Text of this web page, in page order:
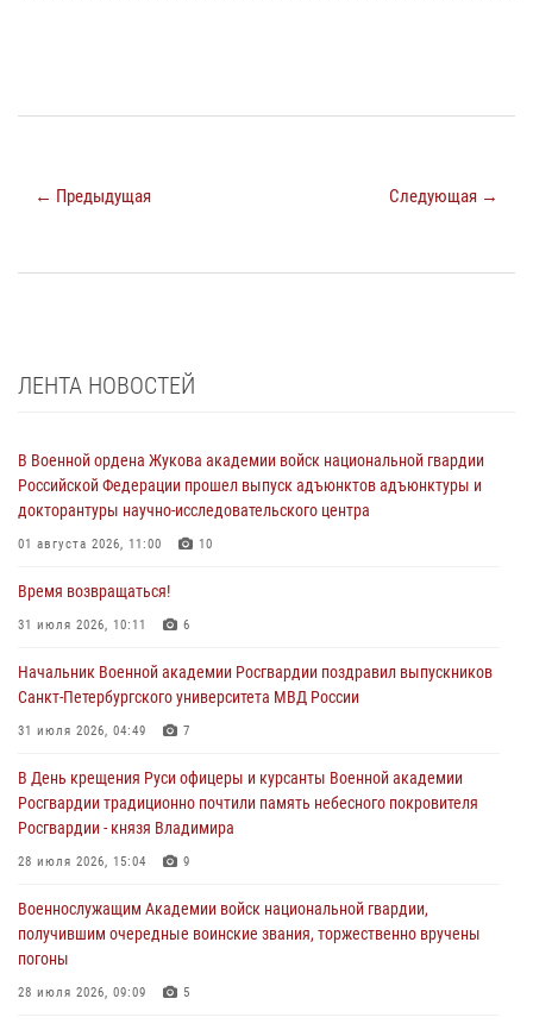
← Предыдущая Следующая →
ЛЕНТА НОВОСТЕЙ
В Военной ордена Жукова академии войск национальной гвардии
Российской Федерации прошел выпуск адъюнктов адъюнктуры и
докторантуры научно-исследовательского центра
01 августа 2026, 11:00 10
Время возвращаться!
31 июля 2026, 10:11 6
Начальник Военной академии Росгвардии поздравил выпускников
Санкт-Петербургского университета МВД России
31 июля 2026, 04:49 7
В День крещения Руси офицеры и курсанты Военной академии
Росгвардии традиционно почтили память небесного покровителя
Росгвардии - князя Владимира
28 июля 2026, 15:04 9
Военнослужащим Академии войск национальной гвардии,
получившим очередные воинские звания, торжественно вручены
погоны
28 июля 2026, 09:09 5